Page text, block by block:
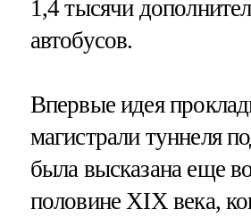
1,4 тысячи
автобусов.
Впервые идея
магистрали туннеля
была высказана еще
половине XIX века,